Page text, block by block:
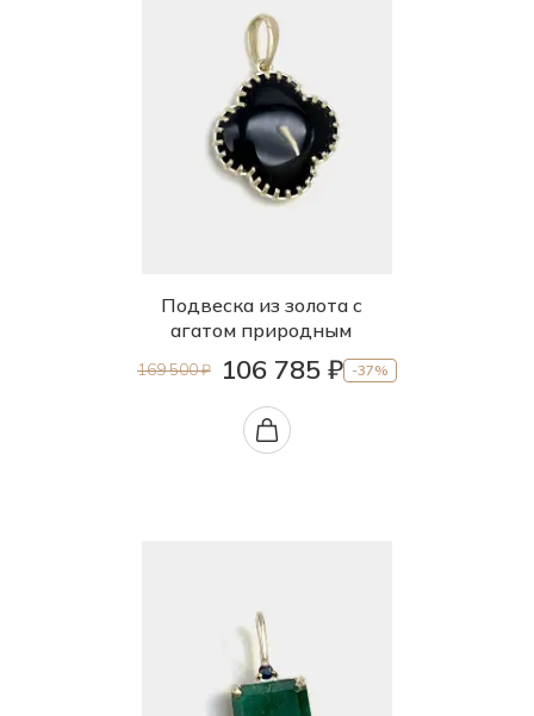
Подвеска из золота с
агатом природным
169 500 ₽ 106 785 ₽ -37%